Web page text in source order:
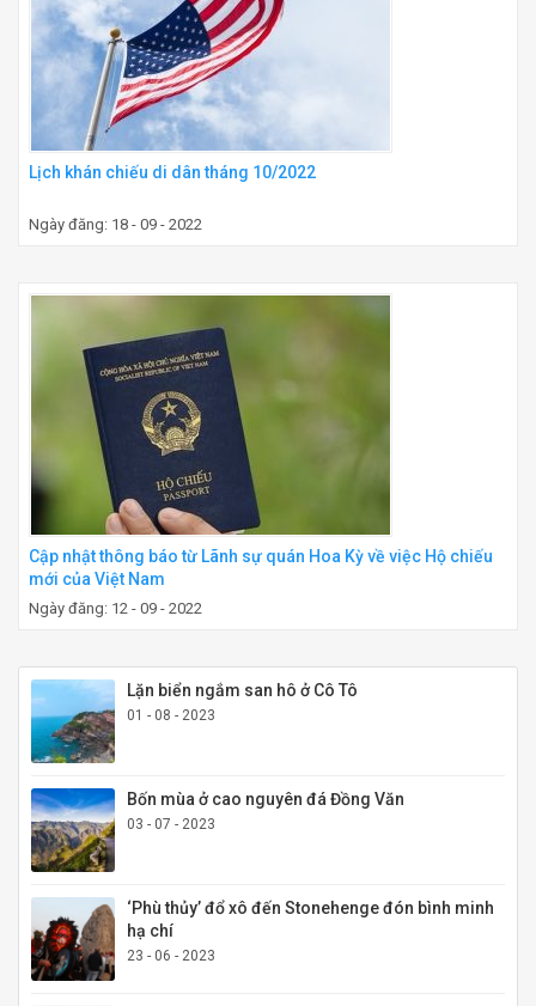
Lịch khán chiếu di dân tháng 10/2022
Ngày đăng: 18 - 09 - 2022
Cập nhật thông báo từ Lãnh sự quán Hoa Kỳ về việc Hộ chiếu
mới của Việt Nam
Ngày đăng: 12 - 09 - 2022
Lặn biển ngắm san hô ở Cô Tô
01 - 08 - 2023
Bốn mùa ở cao nguyên đá Đồng Văn
03 - 07 - 2023
‘Phù thủy’ đổ xô đến Stonehenge đón bình minh
hạ chí
23 - 06 - 2023